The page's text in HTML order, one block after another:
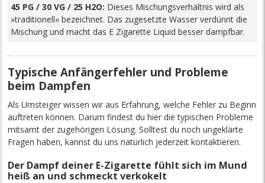
45 PG / 30 VG / 25 H2O: Dieses Mischungsverhältnis wird als
»traditionell« bezeichnet. Das zugesetzte Wasser verdünnt die
Mischung und macht das E Zigarette Liquid besser dampfbar.
Typische Anfängerfehler und Probleme
beim Dampfen
Als Umsteiger wissen wir aus Erfahrung, welche Fehler zu Beginn
auftreten können. Darum findest du hier die typischen Probleme
mitsamt der zugehörigen Lösung. Solltest du noch ungeklärte
Fragen haben, kannst du uns natürlich jederzeit kontaktieren.
Der Dampf deiner E-Zigarette fühlt sich im Mund
heiß an und schmeckt verkokelt